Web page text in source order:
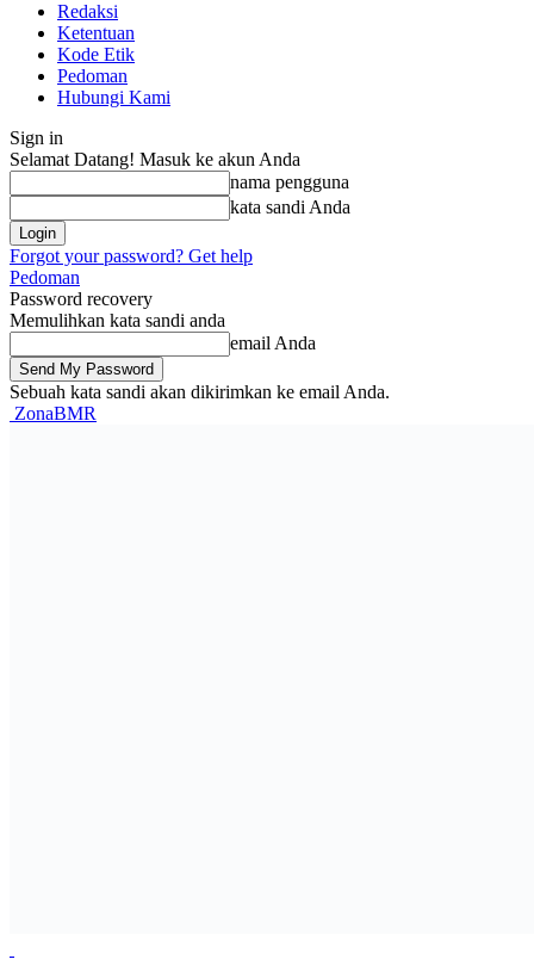
Redaksi
Ketentuan
Kode Etik
Pedoman
Hubungi Kami
Sign in
Selamat Datang! Masuk ke akun Anda
nama pengguna
kata sandi Anda
Forgot your password? Get help
Pedoman
Password recovery
Memulihkan kata sandi anda
email Anda
Sebuah kata sandi akan dikirimkan ke email Anda.
ZonaBMR